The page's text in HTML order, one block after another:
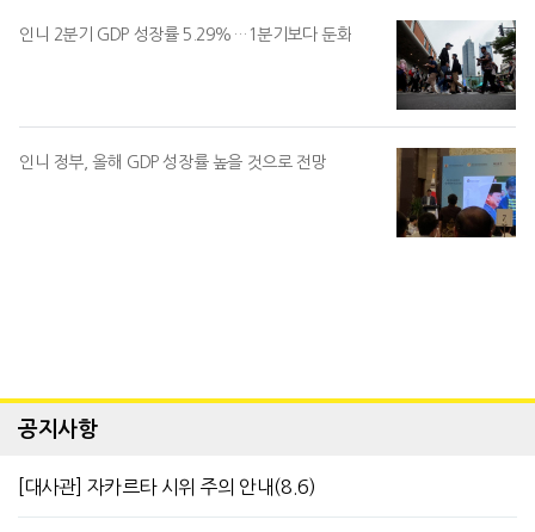
인니 2분기 GDP 성장률 5.29%…1분기보다 둔화
인니 정부, 올해 GDP 성장률 높을 것으로 전망
공지사항
[대사관] 자카르타 시위 주의 안내(8.6)